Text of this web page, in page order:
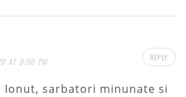
AT 9:50 PM REPLY
Ionut, sarbatori minunate si